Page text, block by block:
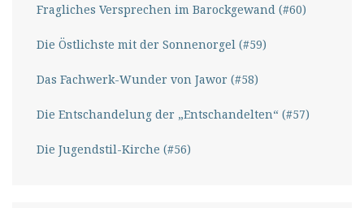
Fragliches Versprechen im Barockgewand (#60)
Die Östlichste mit der Sonnenorgel (#59)
Das Fachwerk-Wunder von Jawor (#58)
Die Entschandelung der „Entschandelten“ (#57)
Die Jugendstil-Kirche (#56)